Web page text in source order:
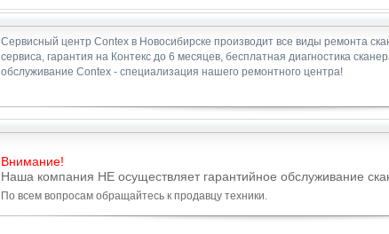
Сервисный центр Contex в Новосибирске производит все виды ремонта
сервиса, гарантия на Контекс до 6 месяцев, бесплатная диагностика
обслуживание Contex - специализация нашего ремонтного центра!
Внимание!
Наша компания НЕ осуществляет гарантийное обслуживание
По всем вопросам обращайтесь к продавцу техники.